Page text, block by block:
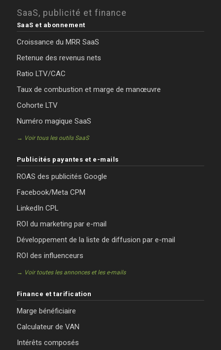
SaaS, publicité et finance
SaaS et abonnement
Croissance du MRR SaaS
Retenue des revenus nets
Ratio LTV/CAC
Taux de combustion et marge de manœuvre
Cohorte LTV
Numéro magique SaaS
→ Voir tous les outils SaaS
Publicités payantes et e-mails
ROAS des publicités Google
Facebook/Meta CPM
LinkedIn CPL
ROI du marketing par e-mail
Développement de la liste de diffusion par e-mail
ROI des influenceurs
→ Voir toutes les annonces et les e-mails
Finance et tarification
Marge bénéficiaire
Calculateur de VAN
Intérêts composés